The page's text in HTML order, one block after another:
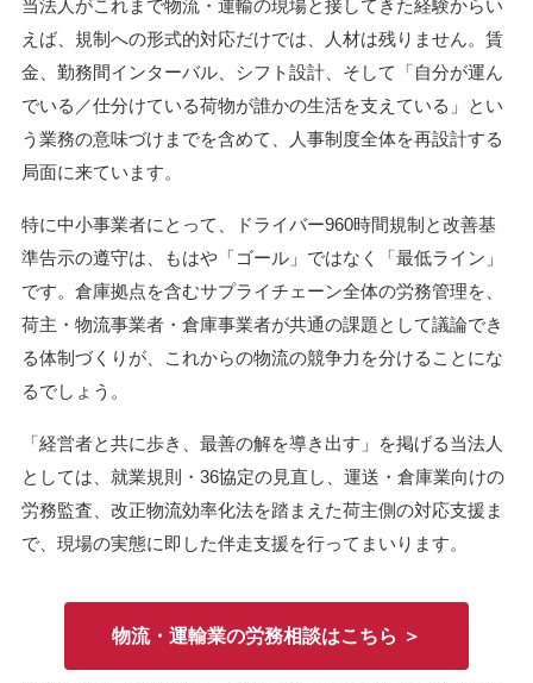
当法人がこれまで物流・運輸の現場と接してきた経験からい
えば、規制への形式的対応だけでは、人材は残りません。賃
金、勤務間インターバル、シフト設計、そして「自分が運ん
でいる／仕分けている荷物が誰かの生活を支えている」とい
う業務の意味づけまでを含めて、人事制度全体を再設計する
局面に来ています。
特に中小事業者にとって、ドライバー960時間規制と改善基
準告示の遵守は、もはや「ゴール」ではなく「最低ライン」
です。倉庫拠点を含むサプライチェーン全体の労務管理を、
荷主・物流事業者・倉庫事業者が共通の課題として議論でき
る体制づくりが、これからの物流の競争力を分けることにな
るでしょう。
「経営者と共に歩き、最善の解を導き出す」を掲げる当法人
としては、就業規則・36協定の見直し、運送・倉庫業向けの
労務監査、改正物流効率化法を踏まえた荷主側の対応支援ま
で、現場の実態に即した伴走支援を行ってまいります。
物流・運輸業の労務相談はこちら ＞